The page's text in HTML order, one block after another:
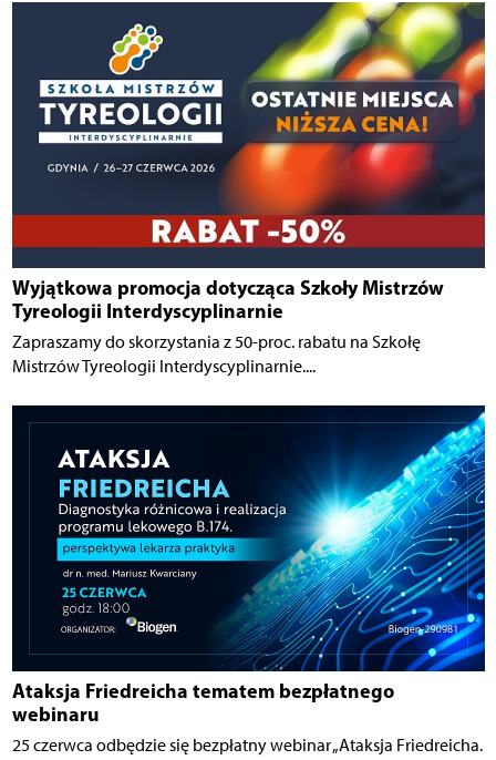
Wyjątkowa promocja dotycząca Szkoły Mistrzów
Tyreologii Interdyscyplinarnie
Zapraszamy do skorzystania z 50-proc. rabatu na Szkołę
Mistrzów Tyreologii Interdyscyplinarnie....
Ataksja Friedreicha tematem bezpłatnego
webinaru
25 czerwca odbędzie się bezpłatny webinar „Ataksja Friedreicha.